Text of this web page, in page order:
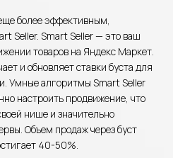
более эффективным,
Seller. Smart Seller — это ваш
товаров на Яндекс Маркет.
и обновляет ставки буста для
Умные алгоритмы Smart Seller
настроить продвижение, что
нише и значительно
Объем продаж через буст
40-50%.